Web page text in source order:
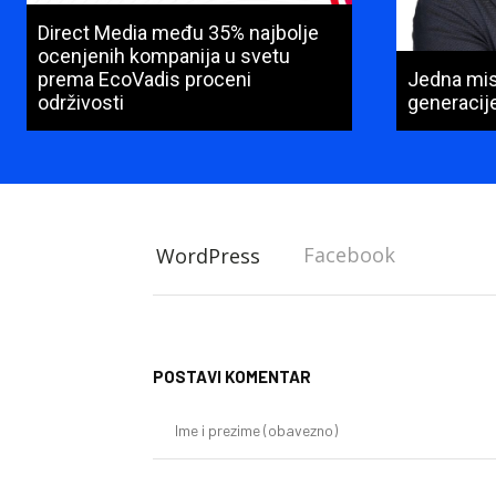
Direct Media među 35% najbolje
ocenjenih kompanija u svetu
prema EcoVadis proceni
održivosti
Jedna
WordPress Facebook
POSTAVI KOMENTAR